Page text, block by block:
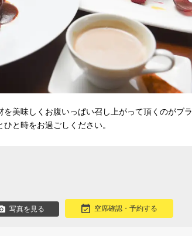
美味しくお腹いっぱい召し上がって頂くのがブラ
と時をお過ごしください。
写真を見る 空席確認・予約する